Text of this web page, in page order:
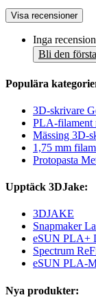
Visa recensioner
Inga
Bli den
Populära
3D-skrivare
PLA-filament
Mässing 3D-
1,75 mm
Protopasta
Upptäck 3DJake:
3DJAKE
Snapmaker
eSUN PLA+
Spectrum
eSUN PLA-
Nya produkter: